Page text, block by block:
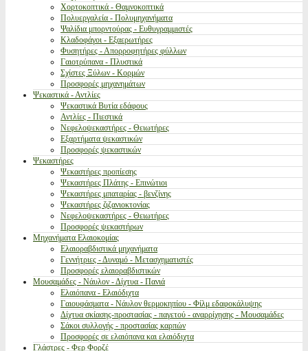
Χορτοκοπτικά - Θαμνοκοπτικά
Πολυεργαλεία - Πολυμηχανήματα
Ψαλίδια μπορντούρας - Ευθυγραμμιστές
Κλαδοφάγοι - Εξαερωτήρες
Φυσητήρες - Απορροφητήρες φύλλων
Γαιοτρύπανα - Πλυστικά
Σχίστες Ξύλων - Κορμών
Προσφορές μηχανημάτων
Ψεκαστικά - Αντλίες
Ψεκαστικά Βυτία εδάφους
Αντλίες - Πιεστικά
Νεφελοψεκαστήρες - Θειωτήρες
Εξαρτήματα ψεκαστικών
Προσφορές ψεκαστικών
Ψεκαστήρες
Ψεκαστήρες προπίεσης
Ψεκαστήρες Πλάτης - Επινώτιοι
Ψεκαστήρες μπαταρίας - βενζίνης
Ψεκαστήρες ζιζανιοκτονίας
Νεφελοψεκαστήρες - Θειωτήρες
Προσφορές ψεκαστήρων
Μηχανήματα Ελαιοκομίας
Ελαιοραβδιστικά μηχανήματα
Γεννήτριες - Δυναμό - Μετασχηματιστές
Προσφορές ελαιοραβδιστικών
Μουσαμάδες - Νάυλον - Δίχτυα - Πανιά
Ελαιόπανα - Ελαιόδιχτα
Γαιουφάσματα - Νάυλον θερμοκηπίου - Φίλμ εδαφοκάλυψης
Δίχτυα σκίασης-προστασίας - παγετού - αναρρίχησης - Μουσαμάδες
Σάκοι συλλογής - προστασίας καρπών
Προσφορές σε ελαιόπανα και ελαιόδιχτα
Γλάστρες - Φερ Φορζέ